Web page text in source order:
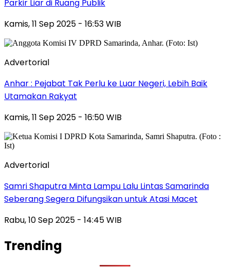
Parkir Liar di Ruang Publik
Kamis, 11 Sep 2025 - 16:53 WIB
Advertorial
Anhar : Pejabat Tak Perlu ke Luar Negeri, Lebih Baik
Utamakan Rakyat
Kamis, 11 Sep 2025 - 16:50 WIB
Advertorial
Samri Shaputra Minta Lampu Lalu Lintas Samarinda
Seberang Segera Difungsikan untuk Atasi Macet
Rabu, 10 Sep 2025 - 14:45 WIB
Trending